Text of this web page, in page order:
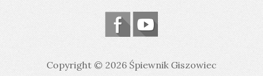
Copyright © 2026 Śpiewnik Giszowiec